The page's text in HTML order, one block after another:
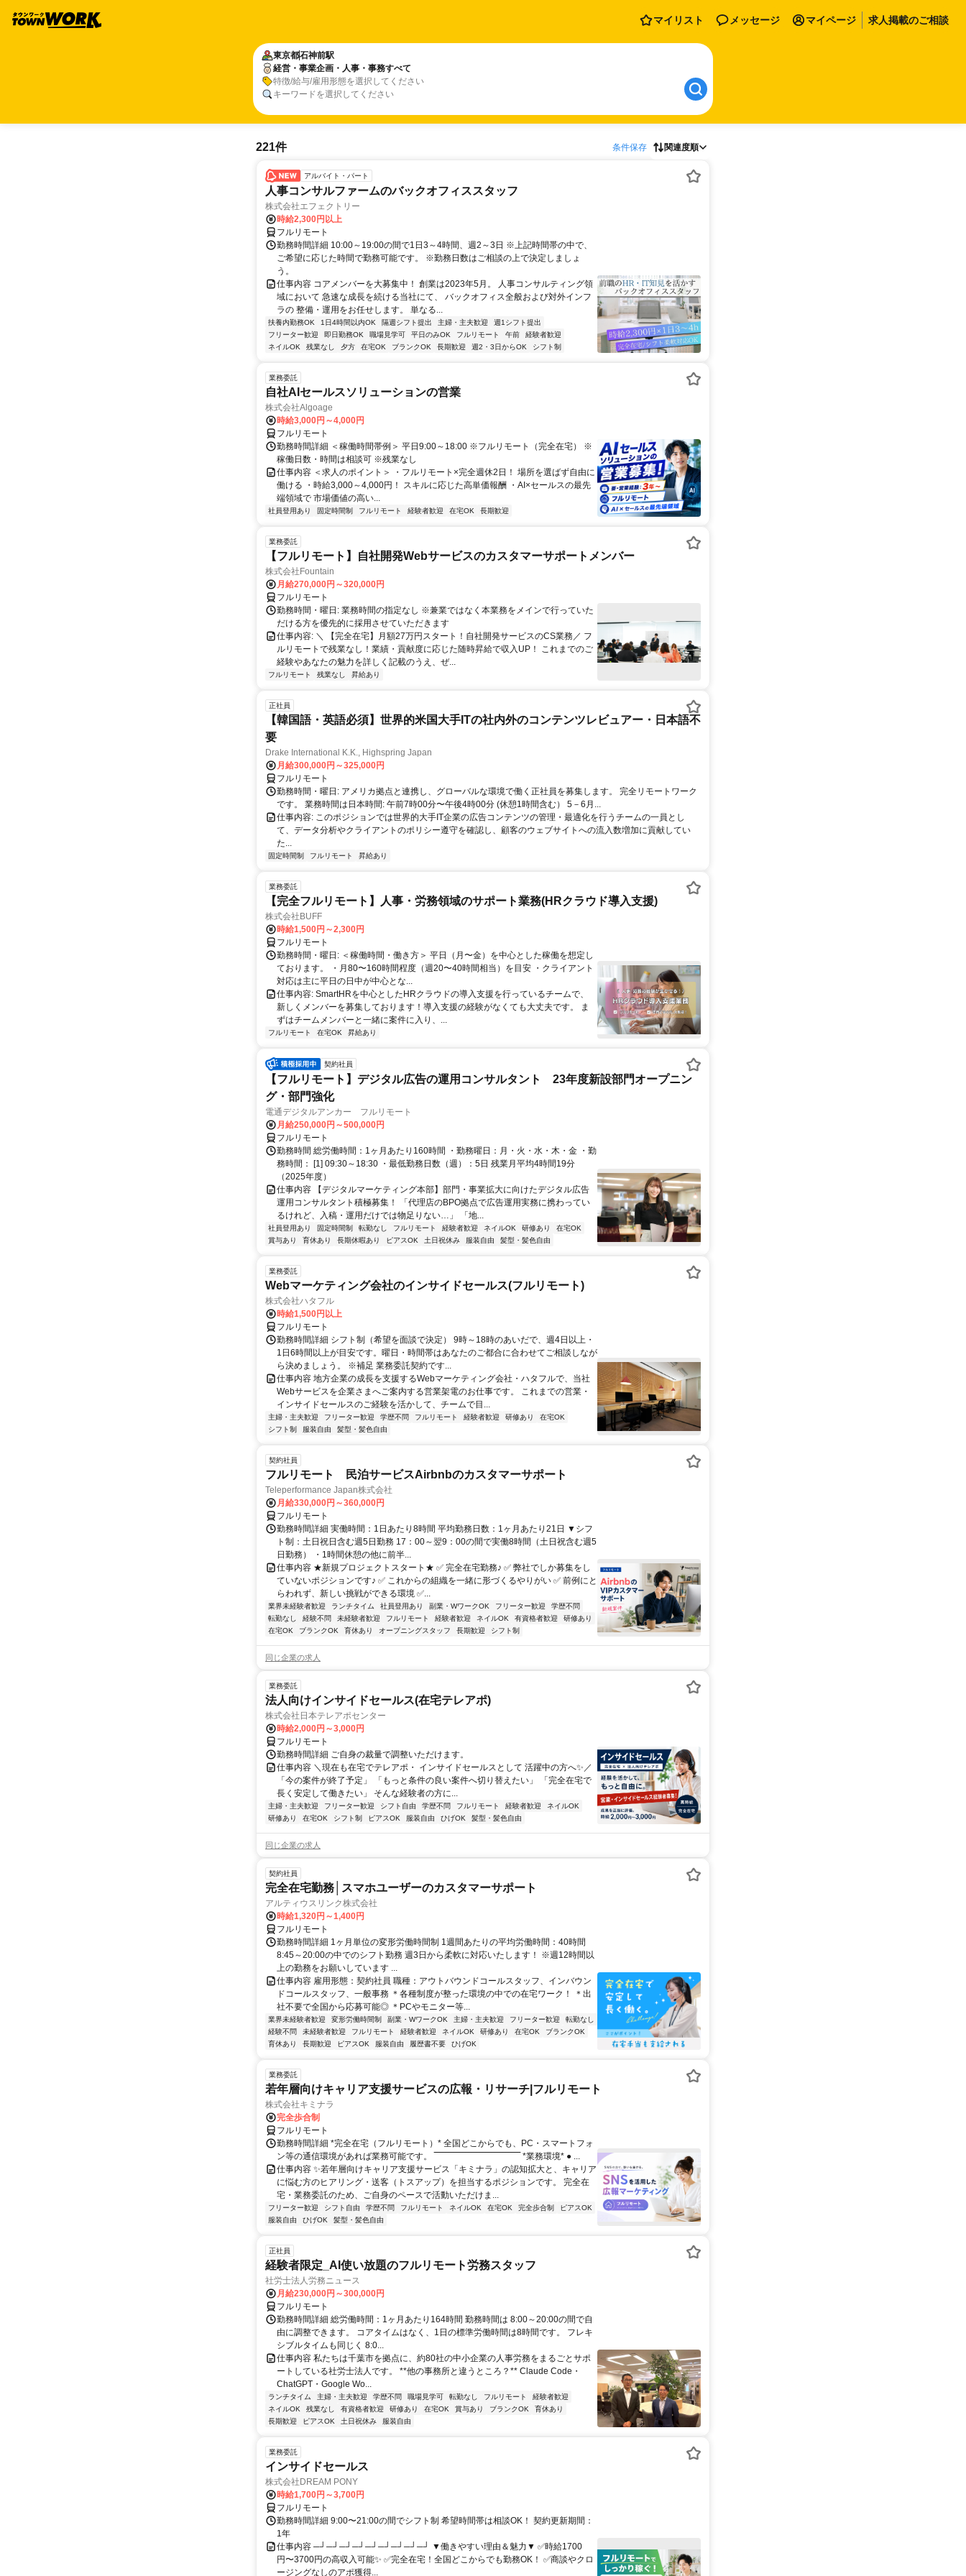
マイリスト メッセージ マイページ 求人掲載のご相談
東京都石神前駅
経営・事業企画・人事・事務すべて
特徴/給与/雇用形態を選択してください
キーワードを選択してください
221件 条件保存 関連度順
アルバイト・パート
人事コンサルファームのバックオフィススタッフ
株式会社エフェクトリー
時給2,300円以上
フルリモート
勤務時間詳細 10:00～19:00の間で1日3～4時間、週2～3日 ※上記時間帯の中で、
ご希望に応じた時間で勤務可能です。 ※勤務日数はご相談の上で決定しましょ
う。
仕事内容 コアメンバーを大募集中！ 創業は2023年5月。 人事コンサルティング領
域において 急速な成長を続ける当社にて、 バックオフィス全般および対外インフ
ラの 整備・運用をお任せします。 単なる...
扶養内勤務OK 1日4時間以内OK 隔週シフト提出 主婦・主夫歓迎
週1シフト提出
フリーター歓迎
即日勤務OK 職場見学可 平日のみOK フルリモート 午前
経験者歓迎
ネイルOK
残業なし 夕方 在宅OK ブランクOK 長期歓迎 週2・3日からOK シフト制
業務委託
自社AIセールスソリューションの営業
株式会社Algoage
時給3,000円～4,000円
フルリモート
勤務時間詳細 ＜稼働時間帯例＞ 平日9:00～18:00 ※フルリモート（完全在宅） ※
稼働日数・時間は相談可 ※残業なし
仕事内容 ＜求人のポイント＞ ・フルリモート×完全週休2日！ 場所を選ばず自由に
働ける ・時給3,000～4,000円！ スキルに応じた高単価報酬 ・AI×セールスの最先
端領域で 市場価値の高い...
社員登用あり 固定時間制 フルリモート 経験者歓迎 在宅OK 長期歓迎
業務委託
【フルリモート】自社開発Webサービスのカスタマーサポートメンバー
株式会社Fountain
月給270,000円～320,000円
フルリモート
勤務時間・曜日: 業務時間の指定なし ※兼業ではなく本業務をメインで行っていた
だける方を優先的に採用させていただきます
仕事内容: ＼ 【完全在宅】月額27万円スタート！自社開発サービスのCS業務／ フ
ルリモートで残業なし！業績・貢献度に応じた随時昇給で収入UP！ これまでのご
経験やあなたの魅力を詳しく記載のうえ、ぜ...
フルリモート 残業なし 昇給あり
正社員
【韓国語・英語必須】世界的米国大手ITの社内外のコンテンツレビュアー・日本語不
要
Drake International K.K., Highspring Japan
月給300,000円～325,000円
フルリモート
勤務時間・曜日: アメリカ拠点と連携し、グローバルな環境で働く正社員を募集します。 完全リモートワーク
です。 業務時間は日本時間: 午前7時00分〜午後4時00分 (休憩1時間含む） 5－6月...
仕事内容: このポジションでは世界的大手IT企業の広告コンテンツの管理・最適化を行うチームの一員とし
て、データ分析やクライアントのポリシー遵守を確認し、顧客のウェブサイトへの流入数増加に貢献してい
た...
固定時間制 フルリモート 昇給あり
業務委託
【完全フルリモート】人事・労務領域のサポート業務(HRクラウド導入支援)
株式会社BUFF
時給1,500円～2,300円
フルリモート
勤務時間・曜日: ＜稼働時間・働き方＞ 平日（月〜金）を中心とした稼働を想定し
ております。 ・月80〜160時間程度（週20〜40時間相当）を目安 ・クライアント
対応は主に平日の日中が中心とな...
仕事内容: SmartHRを中心としたHRクラウドの導入支援を行っているチームで、
新しくメンバーを募集しております！導入支援の経験がなくても大丈夫です。 ま
ずはチームメンバーと一緒に案件に入り、...
フルリモート 在宅OK 昇給あり
契約社員
【フルリモート】デジタル広告の運用コンサルタント 23年度新設部門オープニン
グ・部門強化
電通デジタルアンカー フルリモート
月給250,000円～500,000円
フルリモート
勤務時間 総労働時間：1ヶ月あたり160時間 ・勤務曜日：月・火・水・木・金 ・勤
務時間： [1] 09:30～18:30 ・最低勤務日数（週）：5日 残業月平均4時間19分
（2025年度）
仕事内容 【デジタルマーケティング本部】部門・事業拡大に向けたデジタル広告
運用コンサルタント積極募集！ 「代理店のBPO拠点で広告運用実務に携わってい
るけれど、入稿・運用だけでは物足りない…」 「地...
社員登用あり 固定時間制 転勤なし フルリモート 経験者歓迎 ネイルOK 研修あり
在宅OK
賞与あり
育休あり 長期休暇あり ピアスOK 土日祝休み 服装自由 髪型・髪色自由
業務委託
Webマーケティング会社のインサイドセールス(フルリモート)
株式会社ハタフル
時給1,500円以上
フルリモート
勤務時間詳細 シフト制（希望を面談で決定） 9時～18時のあいだで、週4日以上・
1日6時間以上が目安です。曜日・時間帯はあなたのご都合に合わせてご相談しなが
ら決めましょう。 ※補足 業務委託契約です...
仕事内容 地方企業の成長を支援するWebマーケティング会社・ハタフルで、当社
Webサービスを企業さまへご案内する営業架電のお仕事です。 これまでの営業・
インサイドセールスのご経験を活かして、チームで目...
主婦・主夫歓迎 フリーター歓迎 学歴不問 フルリモート 経験者歓迎 研修あり
在宅OK
シフト制
服装自由 髪型・髪色自由
契約社員
フルリモート 民泊サービスAirbnbのカスタマーサポート
Teleperformance Japan株式会社
月給330,000円～360,000円
フルリモート
勤務時間詳細 実働時間：1日あたり8時間 平均勤務日数：1ヶ月あたり21日 ▼シフ
ト制：土日祝日含む週5日勤務 17：00～翌9：00の間で実働8時間（土日祝含む週5
日勤務） ・1時間休憩の他に前半...
仕事内容 ★新規プロジェクトスタート★ ✅ 完全在宅勤務♪ ✅ 弊社でしか募集をし
ていないポジションです♪ ✅ これからの組織を一緒に形づくるやりがい ✅ 前例にと
らわれず、新しい挑戦ができる環境 ✅...
業界未経験者歓迎 ランチタイム 社員登用あり 副業・WワークOK フリーター歓迎
学歴不問
転勤なし
経験不問 未経験者歓迎 フルリモート 経験者歓迎 ネイルOK 有資格者歓迎
研修あり
在宅OK
ブランクOK 育休あり オープニングスタッフ 長期歓迎 シフト制
同じ企業の求人
業務委託
法人向けインサイドセールス(在宅テレアポ)
株式会社日本テレアポセンター
時給2,000円～3,000円
フルリモート
勤務時間詳細 ご自身の裁量で調整いただけます。
仕事内容 ＼現在も在宅でテレアポ・ インサイドセールスとして 活躍中の方へ✨／
「今の案件が終了予定」 「もっと条件の良い案件へ切り替えたい」 「完全在宅で
長く安定して働きたい」 そんな経験者の方に...
主婦・主夫歓迎 フリーター歓迎 シフト自由 学歴不問 フルリモート 経験者歓迎
ネイルOK
研修あり
在宅OK シフト制 ピアスOK 服装自由 ひげOK 髪型・髪色自由
同じ企業の求人
契約社員
完全在宅勤務│スマホユーザーのカスタマーサポート
アルティウスリンク株式会社
時給1,320円～1,400円
フルリモート
勤務時間詳細 1ヶ月単位の変形労働時間制 1週間あたりの平均労働時間：40時間
8:45～20:00の中でのシフト勤務 週3日から柔軟に対応いたします！ ※週12時間以
上の勤務をお願いしています ...
仕事内容 雇用形態：契約社員 職種：アウトバウンドコールスタッフ、インバウン
ドコールスタッフ、一般事務 ＊各種制度が整った環境の中での在宅ワーク！ ＊出
社不要で全国から応募可能◎ ＊PCやモニター等...
業界未経験者歓迎 変形労働時間制 副業・WワークOK 主婦・主夫歓迎 フリーター歓迎
転勤なし
経験不問
未経験者歓迎 フルリモート 経験者歓迎 ネイルOK 研修あり 在宅OK
ブランクOK
育休あり
長期歓迎 ピアスOK 服装自由 履歴書不要 ひげOK
業務委託
若年層向けキャリア支援サービスの広報・リサーチ|フルリモート
株式会社キミナラ
完全歩合制
フルリモート
勤務時間詳細 *完全在宅（フルリモート）* 全国どこからでも、PC・スマートフォ
ン等の通信環境があれば業務可能です。 ‾‾‾‾‾‾‾‾‾‾‾‾‾‾‾‾‾‾‾‾‾‾‾‾‾‾‾‾‾‾ *業務環境* ● ...
仕事内容 ✨若年層向けキャリア支援サービス「キミナラ」の認知拡大と、キャリア
に悩む方のヒアリング・送客（トスアップ）を担当するポジションです。 完全在
宅・業務委託のため、ご自身のペースで活動いただけま...
フリーター歓迎 シフト自由 学歴不問 フルリモート ネイルOK 在宅OK 完全歩合制
ピアスOK
服装自由
ひげOK 髪型・髪色自由
正社員
経験者限定_AI使い放題のフルリモート労務スタッフ
社労士法人労務ニュース
月給230,000円～300,000円
フルリモート
勤務時間詳細 総労働時間：1ヶ月あたり164時間 勤務時間は 8:00～20:00の間で自
由に調整できます。 コアタイムはなく、1日の標準労働時間は8時間です。 フレキ
シブルタイムも同じく 8:0...
仕事内容 私たちは千葉市を拠点に、約80社の中小企業の人事労務をまるごとサポ
ートしている社労士法人です。 **他の事務所と違うところ？** Claude Code・
ChatGPT・Google Wo...
ランチタイム 主婦・主夫歓迎 学歴不問 職場見学可 転勤なし フルリモート
経験者歓迎
ネイルOK
残業なし 有資格者歓迎 研修あり 在宅OK 賞与あり ブランクOK
育休あり
長期歓迎
ピアスOK 土日祝休み 服装自由
業務委託
インサイドセールス
株式会社DREAM PONY
時給1,700円～3,700円
フルリモート
勤務時間詳細 9:00〜21:00の間でシフト制 希望時間帯は相談OK！ 契約更新期間：
1年
仕事内容 ─┘─┘─┘─┘─┘─┘─┘─┘─┘ ▼働きやすい理由＆魅力▼ ✅時給1700
円〜3700円の高収入可能✨ ✅完全在宅！全国どこからでも勤務OK！ ✅商談やクロ
ージングなしのアポ獲得...